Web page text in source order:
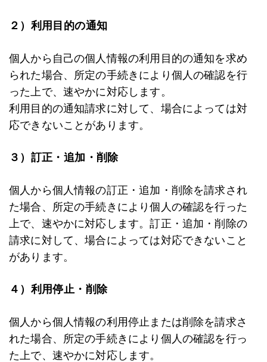
２）利用目的の通知
個人から自己の個人情報の利用目的の通知を求め
られた場合、所定の手続きにより個人の確認を行
った上で、速やかに対応します。
利用目的の通知請求に対して、場合によっては対
応できないことがあります。
３）訂正・追加・削除
個人から個人情報の訂正・追加・削除を請求され
た場合、所定の手続きにより個人の確認を行った
上で、速やかに対応します。訂正・追加・削除の
請求に対して、場合によっては対応できないこと
があります。
４）利用停止・削除
個人から個人情報の利用停止または削除を請求さ
れた場合、所定の手続きにより個人の確認を行っ
た上で、速やかに対応します。